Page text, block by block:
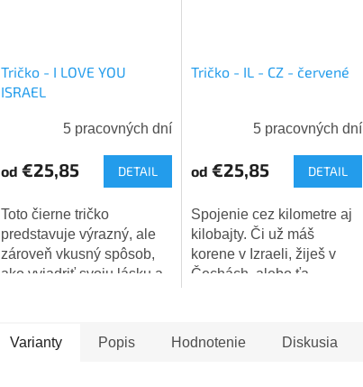
Tričko - I LOVE YOU
ISRAEL
5 pracovných dní
od €25,85 DETAIL
Toto čierne tričko
predstavuje výrazný, ale
zároveň vkusný spôsob,
ako vyjadriť svoju lásku a
hviezda, jeden z
najvýznamnejších...
Tričko - IL - CZ - červené
5 pracovných dní
od €25,85 DETAIL
Spojenie cez kilometre aj
kilobajty. Či už máš
korene v Izraeli, žiješ v
Čechách, alebo ťa
tričko rozpráva tvoj príbeh.
Varianty Popis Hodnotenie Diskusia